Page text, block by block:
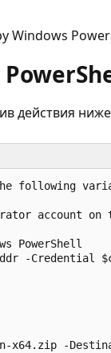
Windows
действия
following
account on
PowerShell
-Credential